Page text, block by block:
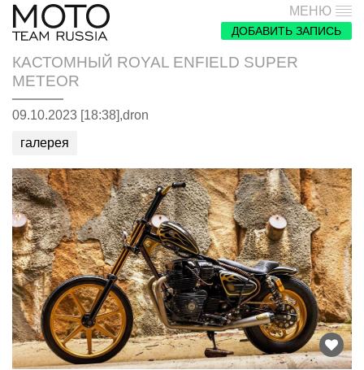
МЕНЮ
ДОБАВИТЬ ЗАПИСЬ
КАСТОМНЫЙ ROYAL ENFIELD SUPER
METEOR
09.10.2023 [18:38],dron
галерея